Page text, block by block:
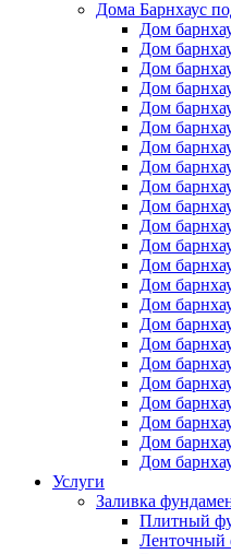
Дома Барнхаус
Дом
Дом
Дом
Дом
Дом
Дом
Дом
Дом
Дом
Дом
Дом
Дом
Дом
Дом
Дом
Дом
Дом
Дом
Дом
Дом
Дом
Дом
Дом
Услуги
Заливка
Плитный
Ленточный